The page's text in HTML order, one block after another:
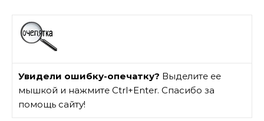
Увидели ошибку-опечатку? Выделите ее
мышкой и нажмите Ctrl+Enter. Спасибо за
помощь сайту!